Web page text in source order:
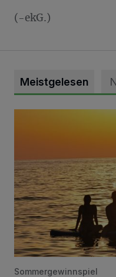
(-ekG.)
Meistgelesen
Die schönsten
Sommergewinnspiel